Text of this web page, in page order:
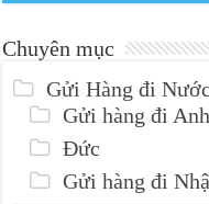
Chuyên mục
Gửi Hàng đi
Gửi hàng đi Anh
Đức
Gửi hàng đi